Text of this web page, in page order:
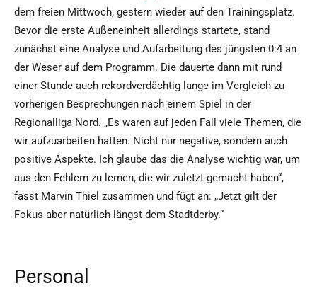
dem freien Mittwoch, gestern wieder auf den Trainingsplatz.
Bevor die erste Außeneinheit allerdings startete, stand
zunächst eine Analyse und Aufarbeitung des jüngsten 0:4 an
der Weser auf dem Programm. Die dauerte dann mit rund
einer Stunde auch rekordverdächtig lange im Vergleich zu
vorherigen Besprechungen nach einem Spiel in der
Regionalliga Nord. „Es waren auf jeden Fall viele Themen, die
wir aufzuarbeiten hatten. Nicht nur negative, sondern auch
positive Aspekte. Ich glaube das die Analyse wichtig war, um
aus den Fehlern zu lernen, die wir zuletzt gemacht haben“,
fasst Marvin Thiel zusammen und fügt an: „Jetzt gilt der
Fokus aber natürlich längst dem Stadtderby.“
Personal